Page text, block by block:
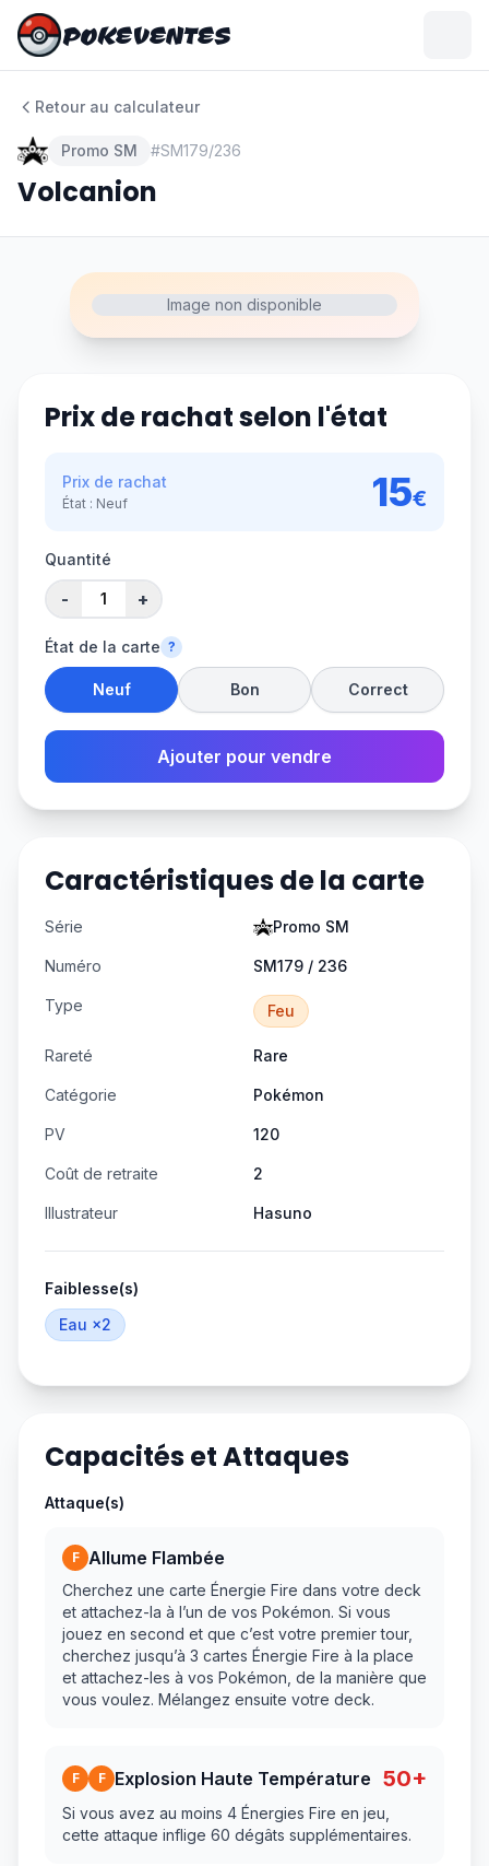
POKEVENTES
POKEVENTES
Retour au calculateur
Promo SM #SM179/236
Volcanion
Image non disponible
Prix de rachat selon l'état
Prix de rachat
État : Neuf 15€
Quantité
- +
État de la carte ?
Neuf Bon Correct
Ajouter pour vendre
Caractéristiques de la carte
Série Promo SM
Numéro SM179 / 236
Type Feu
Rareté Rare
Catégorie Pokémon
PV 120
Coût de retraite 2
Illustrateur Hasuno
Faiblesse(s)
Eau ×2
Capacités et Attaques
Attaque(s)
F Allume Flambée
Cherchez une carte Énergie Fire dans votre deck
et attachez-la à l’un de vos Pokémon. Si vous
jouez en second et que c’est votre premier tour,
cherchez jusqu’à 3 cartes Énergie Fire à la place
et attachez-les à vos Pokémon, de la manière que
vous voulez. Mélangez ensuite votre deck.
F F Explosion Haute Température 50+
Si vous avez au moins 4 Énergies Fire en jeu,
cette attaque inflige 60 dégâts supplémentaires.